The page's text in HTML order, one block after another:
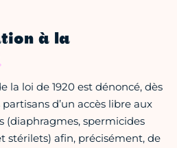
à la
la loi de 1920 est dénoncé, dès
partisans d’un accès libre aux
(diaphragmes, spermicides
stérilets) afin, précisément, de